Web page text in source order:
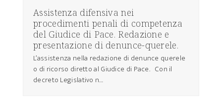
Assistenza difensiva nei
procedimenti penali di competenza
del Giudice di Pace. Redazione e
presentazione di denunce-querele.
L’assistenza nella redazione di denunce querele
o di ricorso diretto al Giudice di Pace. Con il
decreto Legislativo n…